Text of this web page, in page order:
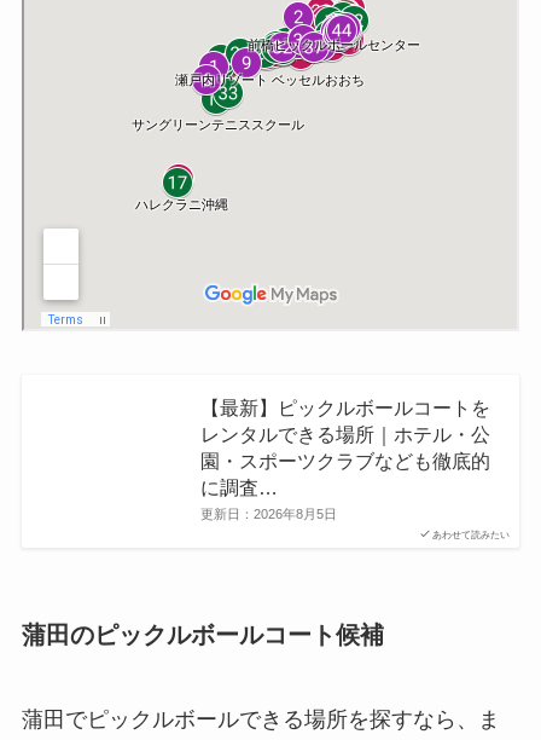
あわせて読みたい
【最新】ピックルボールコートを
レンタルできる場所｜ホテル・公
園・スポーツクラブなども徹底的
に調査…
更新日： 2026年8月5日
蒲田のピックルボールコート候補
蒲田でピックルボールできる場所を探すなら、ま